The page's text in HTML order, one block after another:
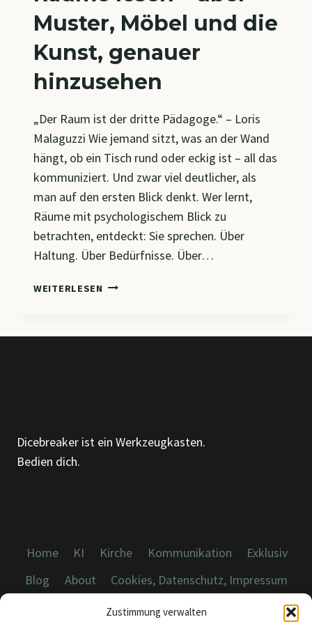
Zustimmung verwalten
Muster, Möbel und die
Kunst, genauer
hinzusehen
„Der Raum ist der dritte Pädagoge.“ – Loris
Malaguzzi Wie jemand sitzt, was an der Wand
hängt, ob ein Tisch rund oder eckig ist – all das
kommuniziert. Und zwar viel deutlicher, als
man auf den ersten Blick denkt. Wer lernt,
Räume mit psychologischem Blick zu
betrachten, entdeckt: Sie sprechen. Über
Haltung. Über Bedürfnisse. Über…
WEITERLESEN RÄUME
HINZUSEHEN
Dicebreaker ist ein Werkzeugkasten.
Bedien dich.
Home KI Kirche Kommunikation
Exklusiv
Blog
About Cookies, Datenschutz, Impressum